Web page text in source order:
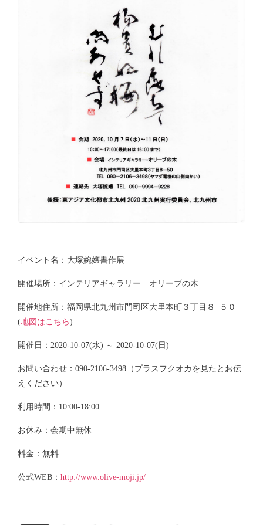
イベント名：大塚婉嬢書作展
開催場所：インテリアギャラリー オリーブの木
開催地住所：福岡県北九州市門司区大里本町３丁目８−５０
(地図はこちら)
開催日：2020-10-07(水) ～ 2020-10-07(日)
お問い合わせ：090-2106-3498（プラスフクオカを見たとお伝
えください）
利用時間：10:00-18:00
お休み：会期中無休
料金：無料
公式WEB： http://www.olive-moji.jp/